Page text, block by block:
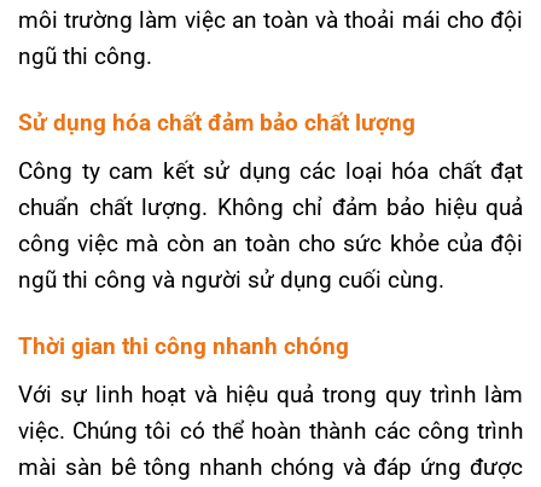
môi trường làm việc an toàn và thoải mái cho đội
ngũ thi công.
Sử dụng hóa chất đảm bảo chất lượng
Công ty cam kết sử dụng các loại hóa chất đạt
chuẩn chất lượng. Không chỉ đảm bảo hiệu quả
công việc mà còn an toàn cho sức khỏe của đội
ngũ thi công và người sử dụng cuối cùng.
Thời gian thi công nhanh chóng
Với sự linh hoạt và hiệu quả trong quy trình làm
việc. Chúng tôi có thể hoàn thành các công trình
mài sàn bê tông nhanh chóng và đáp ứng được